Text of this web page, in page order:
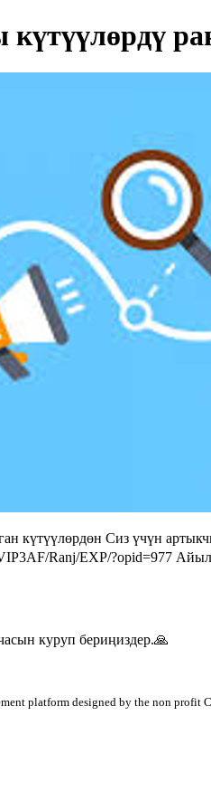
күтүүлөрдөн Сиз үчүн
Ranj/EXP/?opid=977
куруп бериңиздер.🙏
platform designed by the non profit